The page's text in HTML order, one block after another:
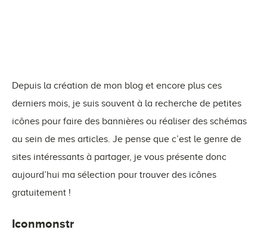
Depuis la création de mon blog et encore plus ces
derniers mois, je suis souvent à la recherche de petites
icônes pour faire des bannières ou réaliser des schémas
au sein de mes articles. Je pense que c’est le genre de
sites intéressants à partager, je vous présente donc
aujourd’hui ma sélection pour trouver des icônes
gratuitement !
Iconmonstr